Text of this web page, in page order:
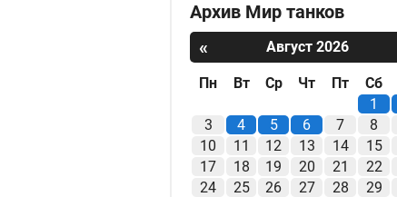
Архив Мир танков
«
Август 2026
Пн Вт Ср Чт Пт
Сб
1
3
4 5 6 7
8
10
11 12 13 14
15
17
18 19 20 21
22
24
25 26 27 28
29